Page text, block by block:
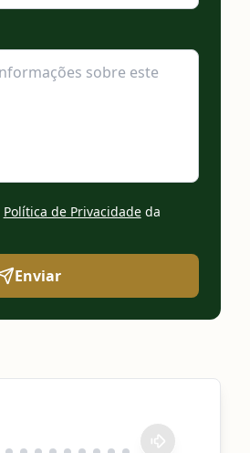
Política de Privacidadeda
Enviar